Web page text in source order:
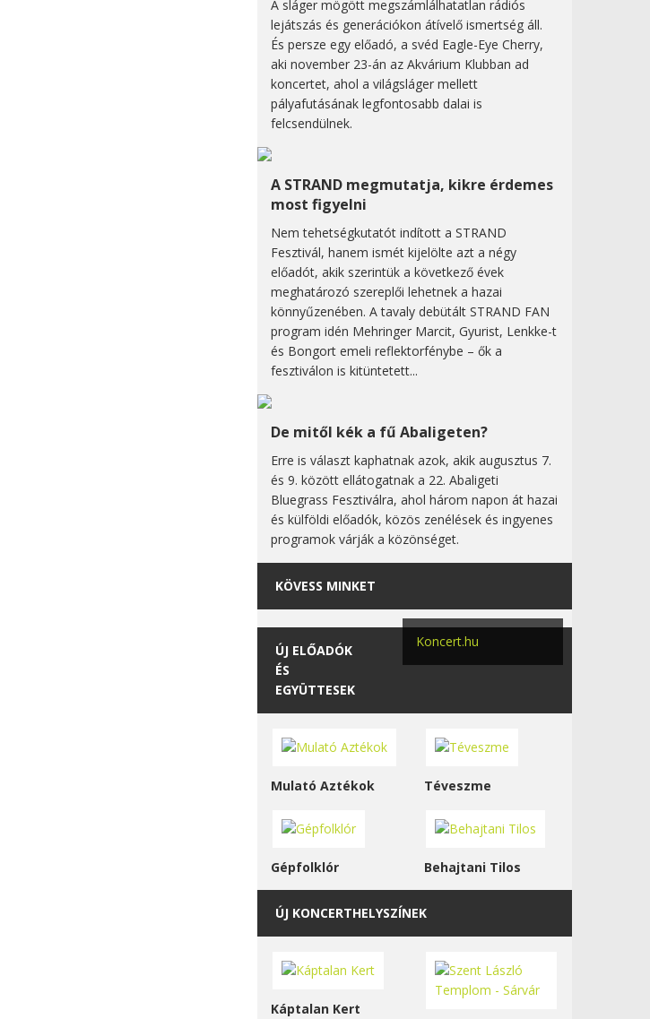
A sláger mögött megszámlálhatatlan rádiós
lejátszás és generációkon átívelő ismertség áll.
És persze egy előadó, a svéd Eagle-Eye Cherry,
aki november 23-án az Akvárium Klubban ad
koncertet, ahol a világsláger mellett
pályafutásának legfontosabb dalai is
felcsendülnek.
A STRAND megmutatja, kikre érdemes
most figyelni
Nem tehetségkutatót indított a STRAND
Fesztivál, hanem ismét kijelölte azt a négy
előadót, akik szerintük a következő évek
meghatározó szereplői lehetnek a hazai
könnyűzenében. A tavaly debütált STRAND FAN
program idén Mehringer Marcit, Gyurist, Lenkke-t
és Bongort emeli reflektorfénybe – ők a
fesztiválon is kitüntetett...
De mitől kék a fű Abaligeten?
Erre is választ kaphatnak azok, akik augusztus 7.
és 9. között ellátogatnak a 22. Abaligeti
Bluegrass Fesztiválra, ahol három napon át hazai
és külföldi előadók, közös zenélések és ingyenes
programok várják a közönséget.
KÖVESS MINKET
Koncert.hu
ÚJ ELŐADÓK
ÉS
EGYÜTTESEK
Mulató Aztékok Téveszme
Gépfolklór Behajtani Tilos
ÚJ KONCERTHELYSZÍNEK
Káptalan Kert